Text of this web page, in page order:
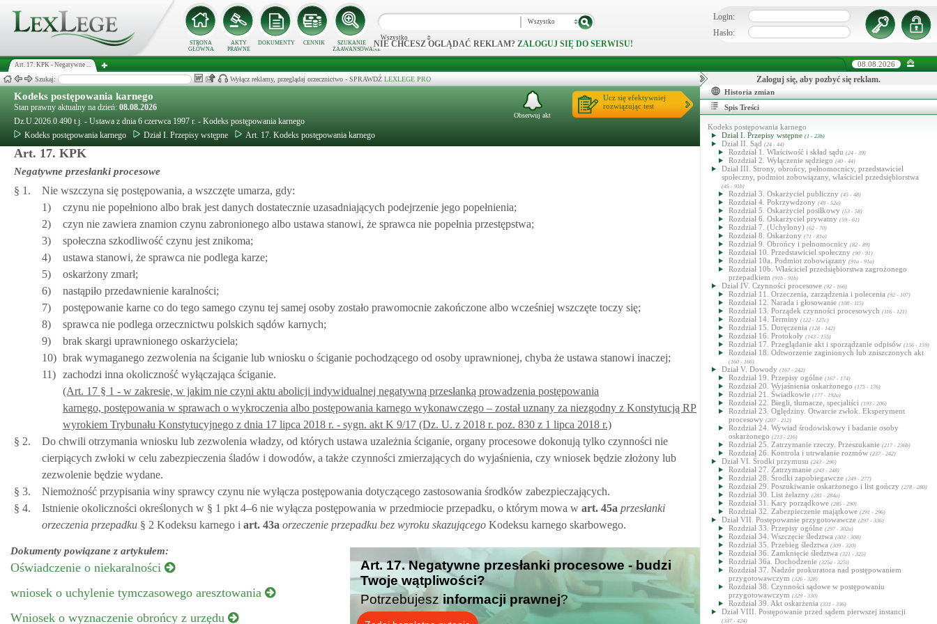
STRONA
GŁÓWNA
AKTY
PRAWNE
DOKUMENTY CENNIK
SZUKANIE
ZAAWANSOWANE
Wszystko
Wszystko
NIE CHCESZ OGLĄDAĆ REKLAM? ZALOGUJ SIĘ DO SERWISU!
Login:
Hasło:
Art. 17. KPK - Negatywne ... 08.08.2026
Szukaj: Wyłącz reklamy, przeglądaj orzecznictwo - SPRAWDŹ LEXLEGE PRO
Kodeks postępowania karnego
Stan prawny aktualny na dzień: 08.08.2026
Dz.U.2026.0.490 t.j. - Ustawa z dnia 6 czerwca 1997 r. - Kodeks postępowania karnego
Kodeks postępowania karnego
Dział I. Przepisy wstępne Art. 17. Kodeks postępowania karnego
Ucz się efektywniej
rozwiązując test
Obserwuj akt
Art. 17. KPK
Negatywne przesłanki procesowe
§ 1.
Nie wszczyna się postępowania, a wszczęte umarza, gdy:
1)
czynu nie popełniono albo brak jest danych dostatecznie uzasadniających podejrzenie jego popełnienia;
2)
czyn nie zawiera znamion czynu zabronionego albo ustawa stanowi, że sprawca nie popełnia przestępstwa;
3)
społeczna szkodliwość czynu jest znikoma;
4)
ustawa stanowi, że sprawca nie podlega karze;
5)
oskarżony zmarł;
6)
nastąpiło przedawnienie karalności;
7)
postępowanie karne co do tego samego czynu tej samej osoby zostało prawomocnie zakończone albo wcześniej wszczęte toczy się;
8)
sprawca nie podlega orzecznictwu polskich sądów karnych;
9)
brak skargi uprawnionego oskarżyciela;
10) brak wymaganego zezwolenia na ściganie lub wniosku o ściganie pochodzącego od osoby uprawnionej, chyba że ustawa stanowi inaczej;
11) zachodzi inna okoliczność wyłączająca ściganie.
(Art. 17 § 1 - w zakresie, w jakim nie czyni aktu abolicji indywidualnej negatywną przesłanką prowadzenia postępowania
karnego, postępowania w sprawach o wykroczenia albo postępowania karnego wykonawczego – został uznany za niezgodny z Konstytucją RP
wyrokiem Trybunału Konstytucyjnego z dnia 17 lipca 2018 r. - sygn. akt K 9/17 (Dz. U. z 2018 r. poz. 830 z 1 lipca 2018 r.)
§ 2.
Do chwili otrzymania wniosku lub zezwolenia władzy, od których ustawa uzależnia ściganie, organy procesowe dokonują tylko czynności nie
cierpiących zwłoki w celu zabezpieczenia śladów i dowodów, a także czynności zmierzających do wyjaśnienia, czy wniosek będzie złożony lub
zezwolenie będzie wydane.
§ 3.
Niemożność przypisania winy sprawcy czynu nie wyłącza postępowania dotyczącego zastosowania środków zabezpieczających.
§ 4.
Istnienie okoliczności określonych w § 1 pkt 4–6 nie wyłącza postępowania w przedmiocie przepadku, o którym mowa w art. 45a przesłanki
orzeczenia przepadku § 2 Kodeksu karnego i art. 43a orzeczenie przepadku bez wyroku skazującego Kodeksu karnego skarbowego.
Dokumenty powiązane z artykułem:
Oświadczenie o niekaralności
wniosek o uchylenie tymczasowego aresztowania
Wniosek o wyznaczenie obrońcy z urzędu
Art. 17. Negatywne przesłanki procesowe - budzi
Twoje wątpliwości?
Potrzebujesz informacji prawnej?
Zaloguj się, aby pozbyć się reklam.
Historia zmian
Spis Treści
Kodeks postępowania karnego
Dział I. Przepisy wstępne (1 - 23b)
Dział II. Sąd (24 - 44)
Rozdział 1. Właściwość i skład sądu (24 - 39)
Rozdział 2. Wyłączenie sędziego (40 - 44)
Dział III. Strony, obrońcy, pełnomocnicy, przedstawiciel
społeczny, podmiot zobowiązany, właściciel przedsiębiorstwa
(45 - 91b)
Rozdział 3. Oskarżyciel publiczny (45 - 48)
Rozdział 4. Pokrzywdzony (49 - 52a)
Rozdział 5. Oskarżyciel posiłkowy (53 - 58)
Rozdział 6. Oskarżyciel prywatny (59 - 61)
Rozdział 7. (Uchylony) (62 - 70)
Rozdział 8. Oskarżony (71 - 81a)
Rozdział 9. Obrońcy i pełnomocnicy (82 - 89)
Rozdział 10. Przedstawiciel społeczny (90 - 91)
Rozdział 10a. Podmiot zobowiązany (91a - 91a)
Rozdział 10b. Właściciel przedsiębiorstwa zagrożonego
przepadkiem (91b - 91b)
Dział IV. Czynności procesowe (92 - 166)
Rozdział 11. Orzeczenia, zarządzenia i polecenia (92 - 107)
Rozdział 12. Narada i głosowanie (108 - 115)
Rozdział 13. Porządek czynności procesowych (116 - 121)
Rozdział 14. Terminy (122 - 127c)
Rozdział 15. Doręczenia (128 - 142)
Rozdział 16. Protokoły (143 - 155)
Rozdział 17. Przeglądanie akt i sporządzanie odpisów (156 - 159)
Rozdział 18. Odtworzenie zaginionych lub zniszczonych akt
(160 - 166)
Dział V. Dowody (167 - 242)
Rozdział 19. Przepisy ogólne (167 - 174)
Rozdział 20. Wyjaśnienia oskarżonego (175 - 176)
Rozdział 21. Świadkowie (177 - 192a)
Rozdział 22. Biegli, tłumacze, specjaliści (193 - 206)
Rozdział 23. Oględziny. Otwarcie zwłok. Eksperyment
procesowy (207 - 212)
Rozdział 24. Wywiad środowiskowy i badanie osoby
oskarżonego (213 - 216)
Rozdział 25. Zatrzymanie rzeczy. Przeszukanie (217 - 236b)
Rozdział 26. Kontrola i utrwalanie rozmów (237 - 242)
Dział VI. Środki przymusu (243 - 296)
Rozdział 27. Zatrzymanie (243 - 248)
Rozdział 28. Środki zapobiegawcze (249 - 277)
Rozdział 29. Poszukiwanie oskarżonego i list gończy (278 - 280)
Rozdział 30. List żelazny (281 - 284a)
Rozdział 31. Kary porządkowe (285 - 290)
Rozdział 32. Zabezpieczenie majątkowe (291 - 296)
Dział VII. Postępowanie przygotowawcze (297 - 336)
Rozdział 33. Przepisy ogólne (297 - 302a)
Rozdział 34. Wszczęcie śledztwa (303 - 308)
Rozdział 35. Przebieg śledztwa (309 - 320)
Rozdział 36. Zamknięcie śledztwa (321 - 325)
Rozdział 36a. Dochodzenie (325a - 325i)
Rozdział 37. Nadzór prokuratora nad postępowaniem
przygotowawczym (326 - 328)
Rozdział 38. Czynności sądowe w postępowaniu
przygotowawczym (329 - 330)
Rozdział 39. Akt oskarżenia (331 - 336)
Dział VIII. Postępowanie przed sądem pierwszej instancji
(337 - 424)